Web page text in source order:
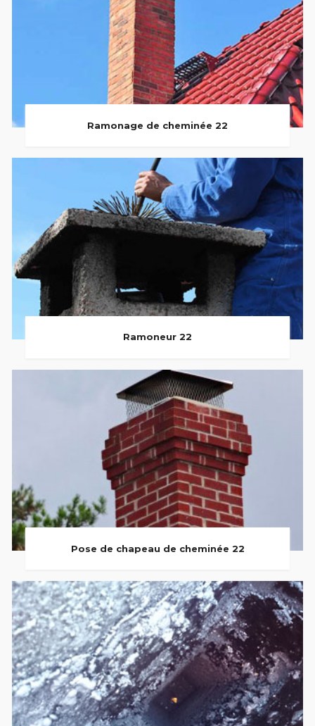
Ramonage de cheminée 22
Ramoneur 22
Pose de chapeau de cheminée 22